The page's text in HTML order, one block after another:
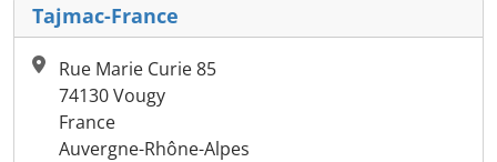
Tajmac-France
Rue Marie Curie 85
74130 Vougy
France
Auvergne-Rhône-Alpes